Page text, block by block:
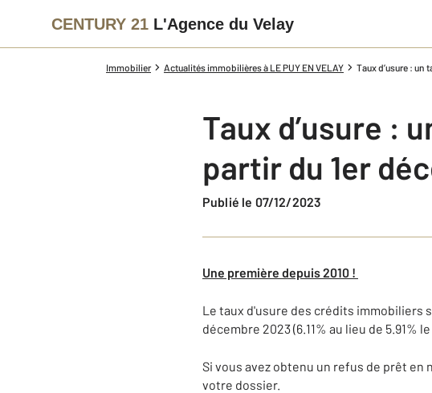
CENTURY 21 L'Agence du Velay
Immobilier Actualités immobilières à LE PUY EN VELAY Taux d’usure : un
Taux d’usure :
partir du 1er
Publié le 07/12/2023
Une première depuis 2010 !
Le taux d'usure des crédits immobiliers
décembre 2023 (6.11% au lieu de 5.91%
Si vous avez obtenu un refus de prêt
votre dossier.